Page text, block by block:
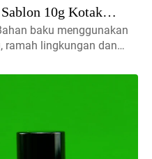
10g Kotak
Ulirbaku menggunakan
ramah lingkungan dan
mist, tutup